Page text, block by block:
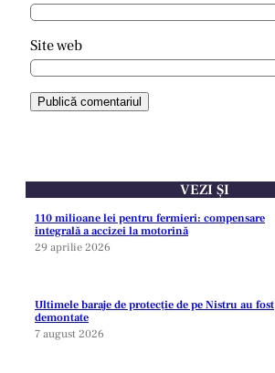
Site web
VEZI ȘI
110 milioane lei pentru fermieri: compensare
integrală a accizei la motorină
29 aprilie 2026
Ultimele baraje de protecție de pe Nistru au fost
demontate
7 august 2026